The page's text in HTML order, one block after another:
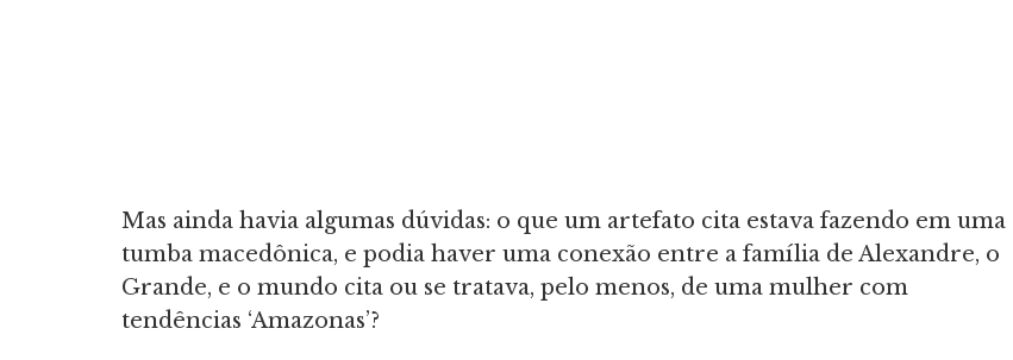
Mas ainda havia algumas dúvidas: o que um artefato cita estava fazendo em uma
tumba macedônica, e podia haver uma conexão entre a família de Alexandre, o
Grande, e o mundo cita ou se tratava, pelo menos, de uma mulher com
tendências ‘Amazonas’?